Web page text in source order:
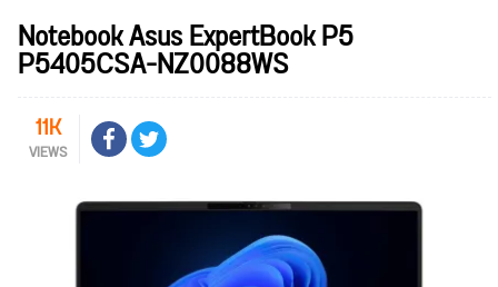
Notebook Asus ExpertBook P5
P5405CSA-NZ0088WS
11K
VIEWS